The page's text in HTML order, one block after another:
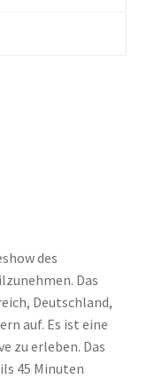
des
Das
Deutschland,
auf. Es ist eine
zu erleben. Das
45 Minuten